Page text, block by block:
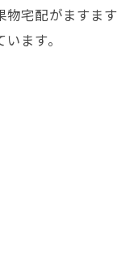
宅配がますま
ます。